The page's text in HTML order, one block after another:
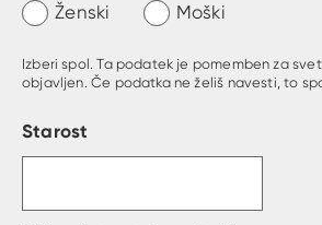
Ženski Moški
Izberi spol. Ta podatek je pomemben za
objavljen. Če podatka ne želiš navesti, to
Starost